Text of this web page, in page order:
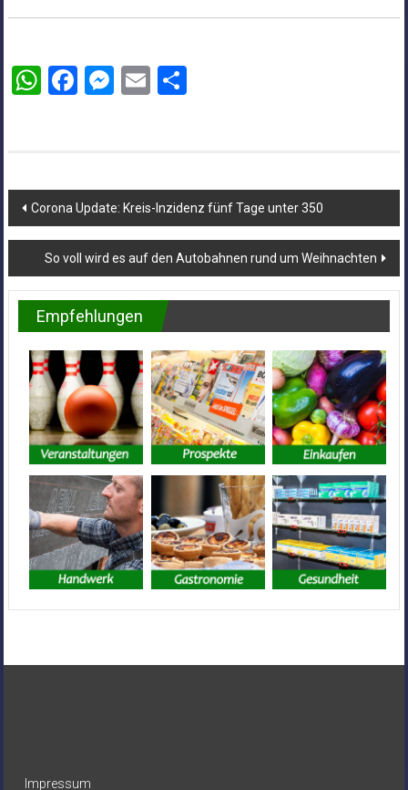
WhatsApp
Facebook
Messenger
EmailTeilen
Beitragsnavigation
Corona Update: Kreis-Inzidenz fünf Tage unter 350
So voll wird es auf den Autobahnen rund um Weihnachten
Empfehlungen
Impressum